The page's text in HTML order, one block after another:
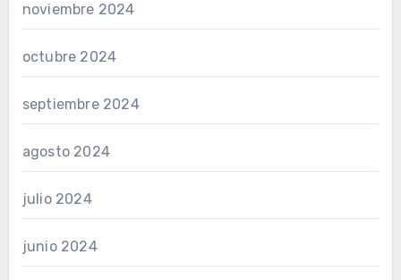
noviembre 2024
octubre 2024
septiembre 2024
agosto 2024
julio 2024
junio 2024